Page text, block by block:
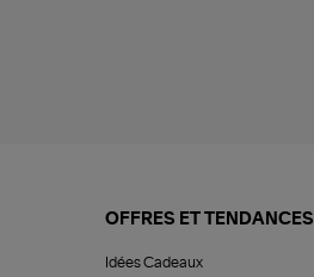
OFFRES ET TENDANCES
Idées Cadeaux